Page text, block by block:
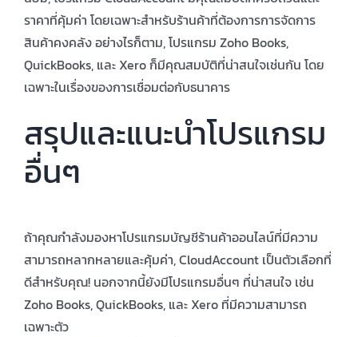
ราคาที่คุ้มค่า โดยเฉพาะสำหรับร้านค้าที่ต้องการการจัดการ
สินค้าคงคลัง อย่างไรก็ตาม, โปรแกรม Zoho Books,
QuickBooks, และ Xero ก็มีคุณสมบัติที่น่าสนใจเช่นกัน โดย
เฉพาะในเรื่องของการเชื่อมต่อกับธนาคาร
สรุปและแนะนำโปรแกรม
อื่นๆ
ถ้าคุณกำลังมองหาโปรแกรมบัญชีร้านค้าออนไลน์ที่มีความ
สามารถหลากหลายและคุ้มค่า, CloudAccount เป็นตัวเลือกที่
ดีสำหรับคุณ! นอกจากนี้ยังมีโปรแกรมอื่นๆ ที่น่าสนใจ เช่น
Zoho Books, QuickBooks, และ Xero ที่มีความสามารถ
เฉพาะตัว